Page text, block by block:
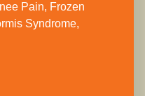
Pain, Frozen
Syndrome,